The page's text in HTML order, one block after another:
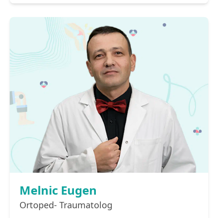
Melnic Eugen
Ortoped- Traumatolog